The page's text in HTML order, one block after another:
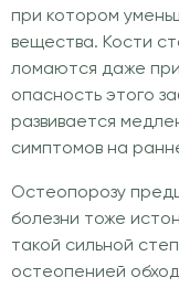
при котором
вещества. Кости
ломаются даже при
опасность этого
развивается
симптомов на
Остеопорозу
болезни тоже
такой сильной
остеопенией